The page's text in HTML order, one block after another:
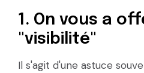
1. On vous a
"visibilité"
Il s'agit d'une astuce